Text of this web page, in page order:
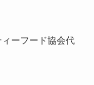
ーフード協会代